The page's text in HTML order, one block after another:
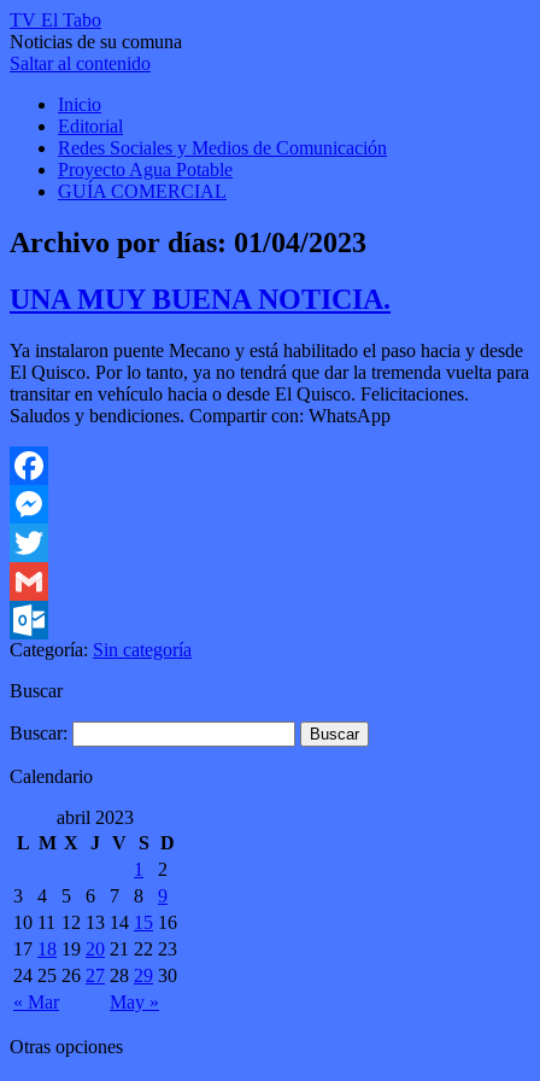
TV El Tabo
Noticias de su comuna
Saltar al contenido
Inicio
Editorial
Redes Sociales y Medios de Comunicación
Proyecto Agua Potable
GUÍA COMERCIAL
Archivo por días: 01/04/2023
UNA MUY BUENA NOTICIA.
Ya instalaron puente Mecano y está habilitado el paso hacia y desde
El Quisco. Por lo tanto, ya no tendrá que dar la tremenda vuelta para
transitar en vehículo hacia o desde El Quisco. Felicitaciones.
Saludos y bendiciones. Compartir con: WhatsApp
Facebook
Messenger
Twitter
Gmail
Outlook.com
Categoría: Sin categoría
Buscar
Buscar:
Calendario
abril 2023
L M X J V S D
« Mar May »
1
2
3
4 5 6 7 8
9
10 11 12 13 14 15 16
17 18 19 20 21 22 23
24 25 26 27 28 29 30
Otras opciones